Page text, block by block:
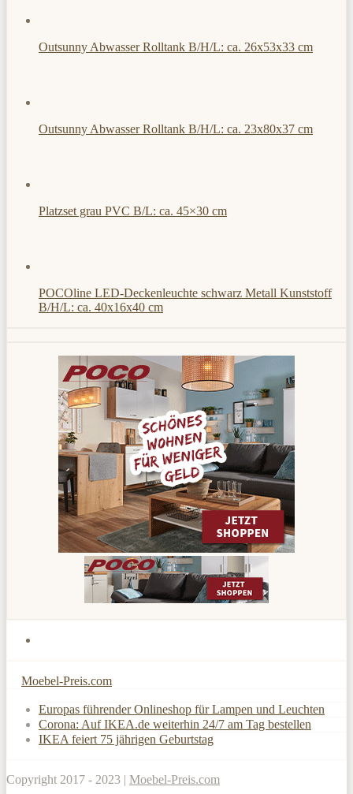
Outsunny Abwasser Rolltank B/H/L: ca. 26x53x33 cm
Outsunny Abwasser Rolltank B/H/L: ca. 23x80x37 cm
Platzset grau PVC B/L: ca. 45×30 cm
POCOline LED-Deckenleuchte schwarz Metall Kunststoff
B/H/L: ca. 40x16x40 cm
Moebel-Preis.com
Europas führender Onlineshop für Lampen und Leuchten
Corona: Auf IKEA.de weiterhin 24/7 am Tag bestellen
IKEA feiert 75 jährigen Geburtstag
Copyright 2017 - 2023 | Moebel-Preis.com